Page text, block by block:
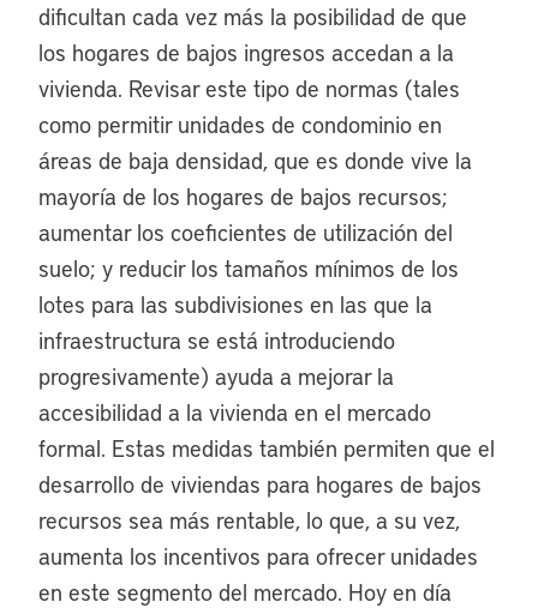
dificultan cada vez más la posibilidad de que
los hogares de bajos ingresos accedan a la
vivienda. Revisar este tipo de normas (tales
como permitir unidades de condominio en
áreas de baja densidad, que es donde vive la
mayoría de los hogares de bajos recursos;
aumentar los coeficientes de utilización del
suelo; y reducir los tamaños mínimos de los
lotes para las subdivisiones en las que la
infraestructura se está introduciendo
progresivamente) ayuda a mejorar la
accesibilidad a la vivienda en el mercado
formal. Estas medidas también permiten que el
desarrollo de viviendas para hogares de bajos
recursos sea más rentable, lo que, a su vez,
aumenta los incentivos para ofrecer unidades
en este segmento del mercado. Hoy en día